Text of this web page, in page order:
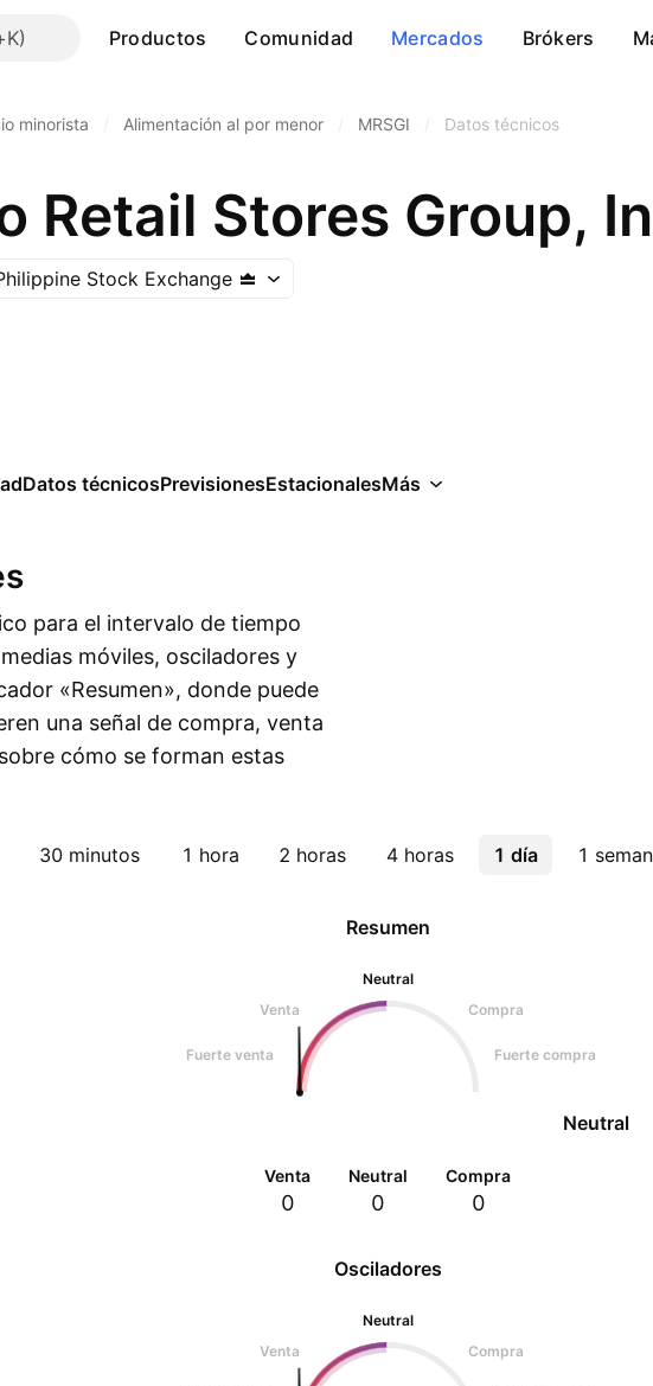
Productos Comunidad Mercados Brókers
minorista Alimentación al por menor MRSGI Datos técnicos
Retail Stores Group,
Stock Exchange
Datos técnicosPrevisionesEstacionalesMás
para el intervalo de tiempo
móviles, osciladores y
«Resumen», donde puede
una señal de compra, venta
cómo se forman estas
30 minutos 1 hora 2 horas 4 horas 1 día 1
Osciladores
Neutral
Venta
Compra
Resumen
Neutral
Venta
Compra
Fuerte venta Fuerte compra
Neutral
Venta
0
Neutral
0
Compra
0